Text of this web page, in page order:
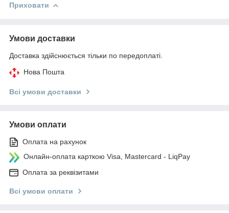
Приховати
Умови доставки
Доставка здійснюється тільки по передоплаті.
Нова Пошта
Всі умови доставки
Умови оплати
Оплата на рахунок
Онлайн-оплата карткою Visa, Mastercard - LiqPay
Оплата за реквізитами
Всі умови оплати